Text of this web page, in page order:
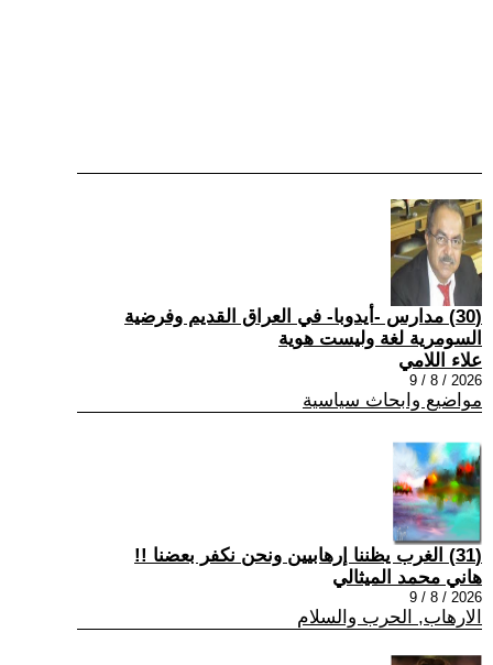
(30) مدارس -أيدوبا- في العراق القديم وفرضية
السومرية لغة وليست هوية
علاء اللامي
2026 / 8 / 9
مواضيع وابحاث سياسية
(31) الغرب يظننا إرهابيين ونحن نكفر بعضنا !!
هاني محمد الميثالي
2026 / 8 / 9
الارهاب, الحرب والسلام